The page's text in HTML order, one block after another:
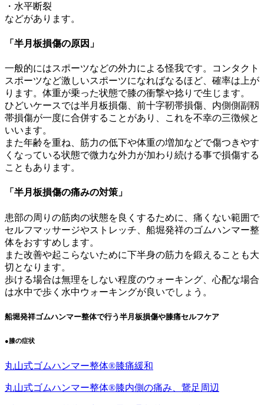
・水平断裂
などがあります。
「半月板損傷の原因」
一般的にはスポーツなどの外力による怪我です。コンタクト
スポーツなど激しいスポーツになればなるほど、確率は上が
ります。体重が乗った状態で膝の衝撃や捻りで生じます。
ひどいケースでは半月板損傷、前十字靭帯損傷、内側側副靱
帯損傷が一度に合併することがあり、これを不幸の三徴候と
いいます。
また年齢を重ね、筋力の低下や体重の増加などで傷つきやす
くなっている状態で微力な外力が加わり続ける事で損傷する
こともあります。
「半月板損傷の痛みの対策」
患部の周りの筋肉の状態を良くするために、痛くない範囲で
セルフマッサージやストレッチ、船堀発祥のゴムハンマー整
体をおすすめします。
また改善や起こらないために下半身の筋力を鍛えることも大
切となります。
歩ける場合は無理をしない程度のウォーキング、心配な場合
は水中で歩く水中ウォーキングが良いでしょう。
船堀発祥ゴムハンマー整体で行う半月板損傷や膝痛セルフケア
●膝の症状
丸山式ゴムハンマー整体®︎膝痛緩和
丸山式ゴムハンマー整体®︎膝内側の痛み、鵞足周辺